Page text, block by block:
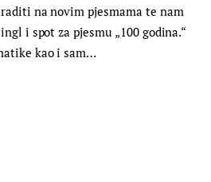
na novim pjesmama te nam
i spot za pjesmu „100 godina.“
kao i sam…